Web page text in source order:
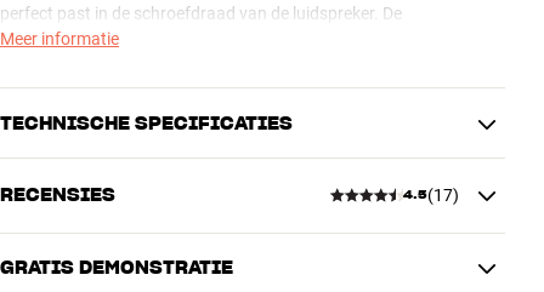
perfect past in de schroefdraad van de luidspreker. De
voedingskabel en eventuele netwerkkabel kun je discreet en elegant
spikes en rubberen voetjes, zodat de standaard stevig staat op
tapijt en harde vloeren.
metaal en verkrijgbaar in zwart of wit.
Meer informatie
TECHNISCHE SPECIFICATIES
AFMETINGEN EN DESIGN
Kleur
Wit
Gewicht (kg)
RECENSIES 4.5(17)
GRATIS DEMONSTRATIE